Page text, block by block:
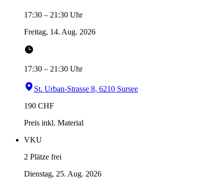
17:30 – 21:30 Uhr
Freitag, 14. Aug. 2026
17:30 – 21:30 Uhr
St. Urban-Strasse 8, 6210 Sursee
190 CHF
Preis inkl. Material
VKU
2 Plätze frei
Dienstag, 25. Aug. 2026